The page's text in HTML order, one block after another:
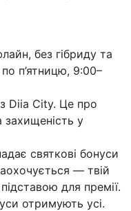
без гібриду та
п’ятницю, 9:00–
Diia City. Це про
захищеність у
святкові бонуси
— твій
для премії.
отримують усі.